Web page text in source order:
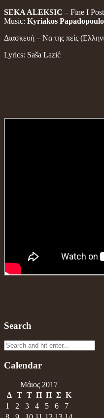
SEKA ALEKSIC – Fine I
Music: Kyriakos
Διασκευή – Να της πείς
Lyrics: Saša Lazić
Search
Calendar
Μάιος 2017
Δ Τ Τ Π Π Σ Κ
1
2 3 4 5 6
7